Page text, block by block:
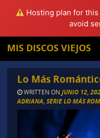
Hosting plan for
avoid
MIS DISCOS VIEJOS
Lo Más
WRITTEN ON JUNIO 12,
ADRIANA SERIE LO MÁS